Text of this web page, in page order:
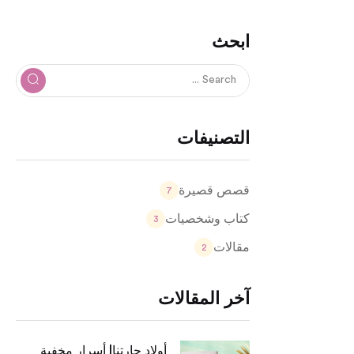
ابحث
التصنيفات
قصص قصيرة 7
كتاب وشخصيات 3
مقالات 2
آخر المقالات
أولاد حارتنا| أسرار مخفية